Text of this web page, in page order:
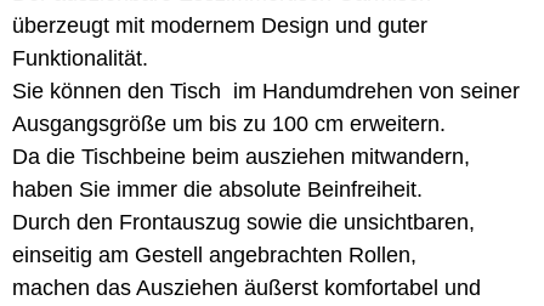
überzeugt mit modernem Design und guter
Funktionalität.
Sie können den Tisch im Handumdrehen von seiner
Ausgangsgröße um bis zu 100 cm erweitern.
Da die Tischbeine beim ausziehen mitwandern,
haben Sie immer die absolute Beinfreiheit.
Durch den Frontauszug sowie die unsichtbaren,
einseitig am Gestell angebrachten Rollen,
machen das Ausziehen äußerst komfortabel und